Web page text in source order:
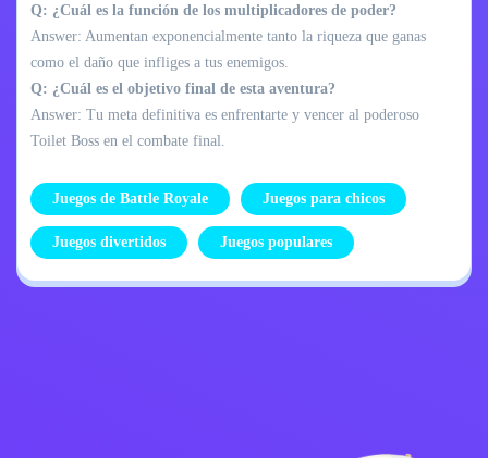
Q: ¿Cuál es la función de los multiplicadores de poder?
Answer: Aumentan exponencialmente tanto la riqueza que ganas
como el daño que infliges a tus enemigos.
Q: ¿Cuál es el objetivo final de esta aventura?
Answer: Tu meta definitiva es enfrentarte y vencer al poderoso
Toilet Boss en el combate final.
Juegos de Battle Royale Juegos para chicos
Juegos divertidos Juegos populares